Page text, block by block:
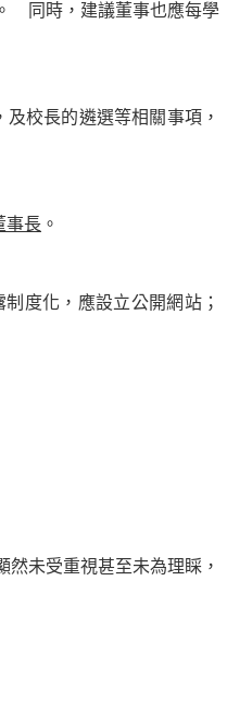
同時，建議董事也應每學
校長的遴選等相關事項，
事長 。
度化，應設立公開網站；
未受重視甚至未為理睬，